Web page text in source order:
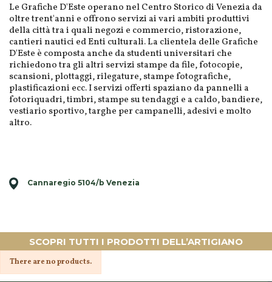
Le Grafiche D'Este operano nel Centro Storico di Venezia da
oltre trent'anni e offrono servizi ai vari ambiti produttivi
della città tra i quali negozi e commercio, ristorazione,
cantieri nautici ed Enti culturali. La clientela delle Grafiche
D'Este è composta anche da studenti universitari che
richiedono tra gli altri servizi stampe da file, fotocopie,
scansioni, plottaggi, rilegature, stampe fotografiche,
plastificazioni ecc. I servizi offerti spaziano da pannelli a
fotoriquadri, timbri, stampe su tendaggi e a caldo, bandiere,
vestiario sportivo, targhe per campanelli, adesivi e molto
altro.
Cannaregio 5104/b Venezia
SCOPRI TUTTI I PRODOTTI DELL’ARTIGIANO
There are no products.